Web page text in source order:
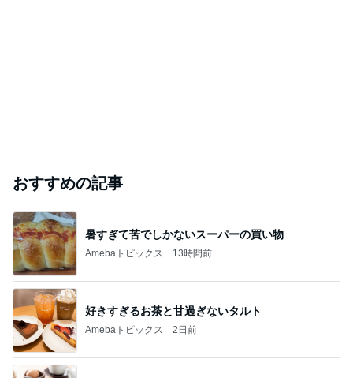
おすすめの記事
暑すぎて苦でしかないスーパーの買い物
Amebaトピックス 13時間前
好きすぎるお茶と甘過ぎないタルト
Amebaトピックス 2日前